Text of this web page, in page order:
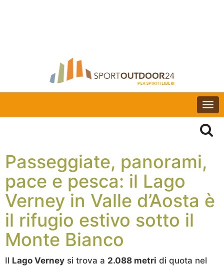
Passeggiate, panorami,
pace e pesca: il Lago
Verney in Valle d’Aosta è
il rifugio estivo sotto il
Monte Bianco
Il Lago Verney si trova a 2.088 metri di quota nel